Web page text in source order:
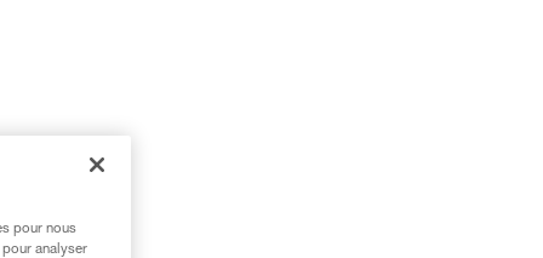
pour nous
analyser